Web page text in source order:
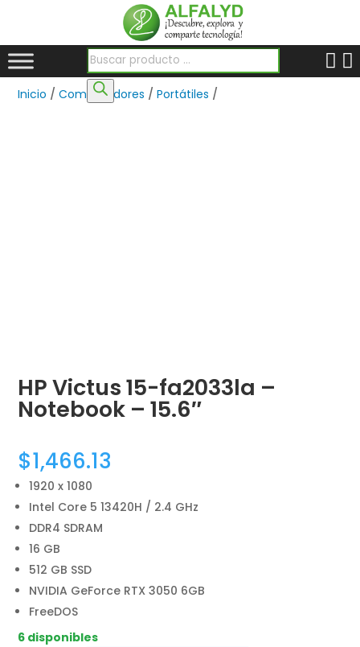
Búsqueda de productos
Inicio /Computadores /Portátiles /
HP Victus 15-fa2033la –
Notebook – 15.6″
$1,466.13
1920 x 1080
Intel Core 5 13420H / 2.4 GHz
DDR4 SDRAM
16 GB
512 GB SSD
NVIDIA GeForce RTX 3050 6GB
FreeDOS
6 disponibles